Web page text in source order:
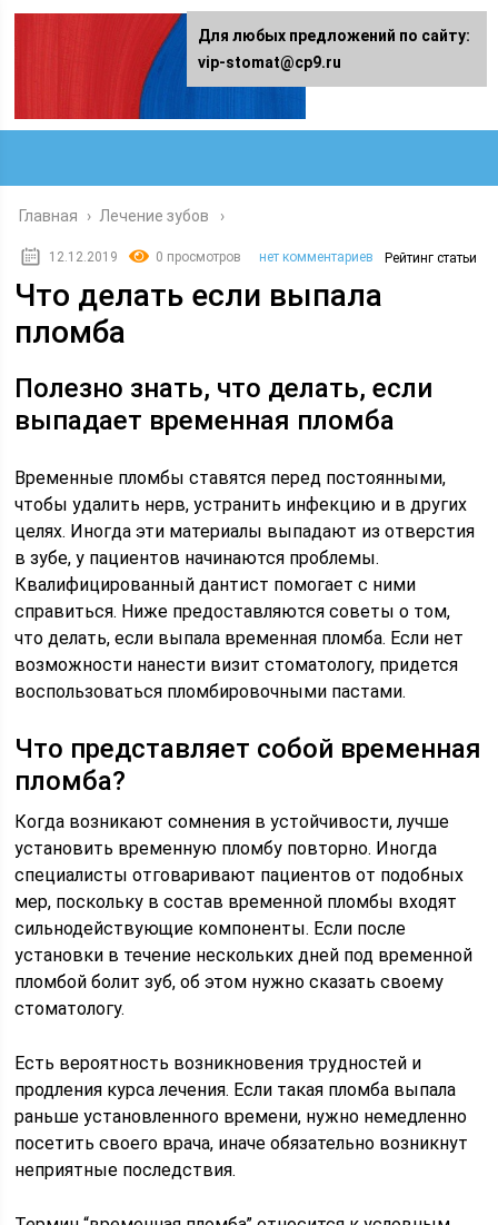
Главная › Лечение зубов
12.12.2019 0 просмотров нет комментариев Рейтинг статьи
Что делать если выпала
пломба
Полезно знать, что делать, если
выпадает временная пломба
Временные пломбы ставятся перед постоянными,
чтобы удалить нерв, устранить инфекцию и в других
целях. Иногда эти материалы выпадают из отверстия
в зубе, у пациентов начинаются проблемы.
Квалифицированный дантист помогает с ними
справиться. Ниже предоставляются советы о том,
что делать, если выпала временная пломба. Если нет
возможности нанести визит стоматологу, придется
воспользоваться пломбировочными пастами.
Что представляет собой временная
пломба?
Когда возникают сомнения в устойчивости, лучше
установить временную пломбу повторно. Иногда
специалисты отговаривают пациентов от подобных
мер, поскольку в состав временной пломбы входят
сильнодействующие компоненты. Если после
установки в течение нескольких дней под временной
пломбой болит зуб, об этом нужно сказать своему
стоматологу.
Есть вероятность возникновения трудностей и
продления курса лечения. Если такая пломба выпала
раньше установленного времени, нужно немедленно
посетить своего врача, иначе обязательно возникнут
неприятные последствия.
Для любых предложений по сайту:
vip-stomat@cp9.ru